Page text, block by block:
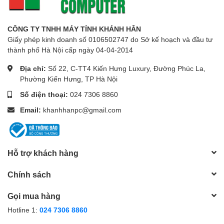
CÔNG TY TNHH MÁY TÍNH KHÁNH HÂN
Giấy phép kinh doanh số 0106502747 do Sở kế hoạch và đầu tư
thành phố Hà Nội cấp ngày 04-04-2014
Địa chỉ: Số 22, C-TT4 Kiến Hưng Luxury, Đường Phúc La,
Phường Kiến Hưng, TP Hà Nội
Số điện thoại: 024 7306 8860
Email: khanhhanpc@gmail.com
Hỗ trợ khách hàng
Chính sách
Gọi mua hàng
Hotline 1: 024 7306 8860